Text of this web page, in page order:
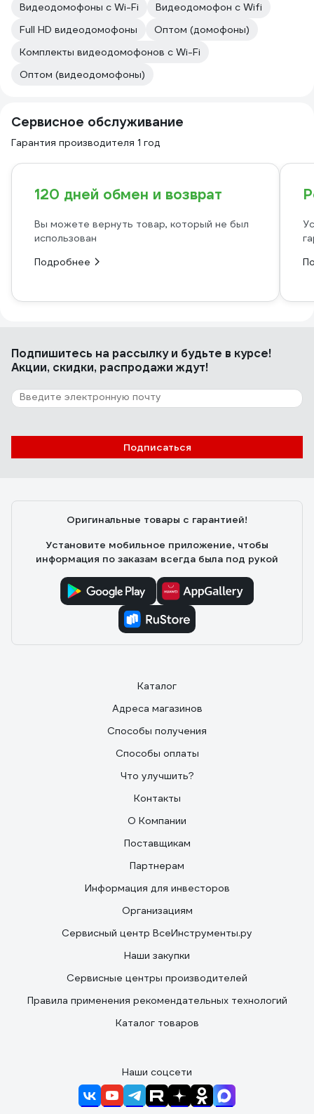
Видеодомофоны с Wi-Fi
Видеодомофон с Wifi
Full HD видеодомофоны
Оптом (домофоны)
Комплекты видеодомофонов с Wi-Fi
Оптом (видеодомофоны)
Сервисное обслуживание
Гарантия производителя 1 год
120 дней обмен и возврат
Вы можете вернуть товар, который не был
использован
Подробнее
Подпишитесь на рассылкуи будьте в курсе!
Акции, скидки, распродажи ждут!
Подписаться
Оригинальные товары с гарантией!
Установите мобильное приложение, чтобы
информация по заказам всегда была под рукой
Каталог
Адреса магазинов
Способы получения
Способы оплаты
Что улучшить?
Контакты
О Компании
Поставщикам
Партнерам
Информация для инвесторов
Организациям
Сервисный центр ВсеИнструменты.ру
Наши закупки
Сервисные центры производителей
Правила применения рекомендательных технологий
Каталог товаров
Наши соцсети